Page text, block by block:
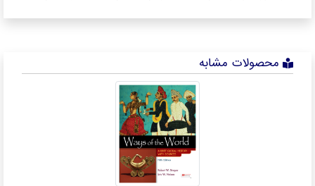
محصولات مشابه